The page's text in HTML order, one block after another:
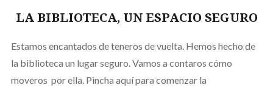
LA BIBLIOTECA, UN ESPACIO SEGURO
Estamos encantados de teneros de vuelta. Hemos hecho de
la biblioteca un lugar seguro. Vamos a contaros cómo
moveros por ella. Pincha aquí para comenzar la